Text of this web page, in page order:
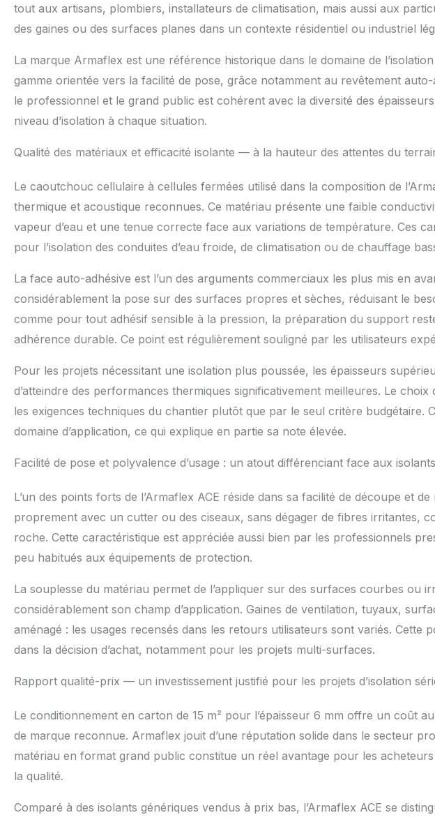
tout aux artisans, plombiers, installateurs de climatisation, mais aussi aux
des gaines ou des surfaces planes dans un contexte résidentiel ou industriel
La marque Armaflex est une référence historique dans le domaine de
gamme orientée vers la facilité de pose, grâce notamment au revêtement
le professionnel et le grand public est cohérent avec la diversité des
niveau d’isolation à chaque situation.
Qualité des matériaux et efficacité isolante — à la hauteur des attentes du
Le caoutchouc cellulaire à cellules fermées utilisé dans la composition de
thermique et acoustique reconnues. Ce matériau présente une faible
vapeur d’eau et une tenue correcte face aux variations de température. Ces
pour l’isolation des conduites d’eau froide, de climatisation ou de chauffage
La face auto-adhésive est l’un des arguments commerciaux les plus mis en
considérablement la pose sur des surfaces propres et sèches, réduisant le
comme pour tout adhésif sensible à la pression, la préparation du support
adhérence durable. Ce point est régulièrement souligné par les utilisateurs
Pour les projets nécessitant une isolation plus poussée, les épaisseurs
d’atteindre des performances thermiques significativement meilleures. Le choix
les exigences techniques du chantier plutôt que par le seul critère budgétaire.
domaine d’application, ce qui explique en partie sa note élevée.
Facilité de pose et polyvalence d’usage : un atout différenciant face aux
L’un des points forts de l’Armaflex ACE réside dans sa facilité de découpe et
proprement avec un cutter ou des ciseaux, sans dégager de fibres irritantes,
roche. Cette caractéristique est appréciée aussi bien par les professionnels
peu habitués aux équipements de protection.
La souplesse du matériau permet de l’appliquer sur des surfaces courbes ou
considérablement son champ d’application. Gaines de ventilation, tuyaux,
aménagé : les usages recensés dans les retours utilisateurs sont variés. Cette
dans la décision d’achat, notamment pour les projets multi-surfaces.
Rapport qualité-prix — un investissement justifié pour les projets d’isolation
Le conditionnement en carton de 15 m² pour l’épaisseur 6 mm offre un coût
de marque reconnue. Armaflex jouit d’une réputation solide dans le secteur
matériau en format grand public constitue un réel avantage pour les
la qualité.
Comparé à des isolants génériques vendus à prix bas, l’Armaflex ACE se